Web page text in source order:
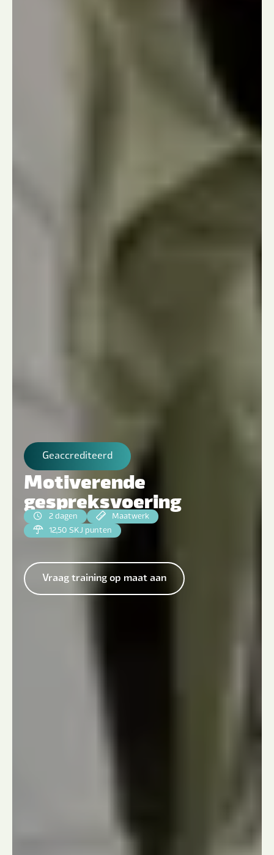
Geaccrediteerd
Motiverende
gespreksvoering
2 dagen
Maatwerk
12,50 SKJ punten
Vraag training op maat aan